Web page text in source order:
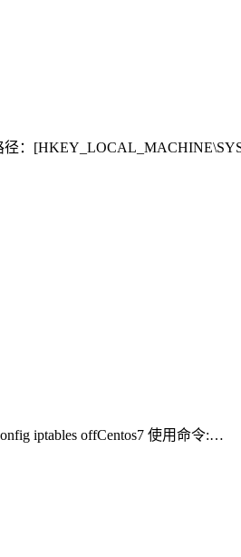
：
iptables offCentos7 使用命令:…